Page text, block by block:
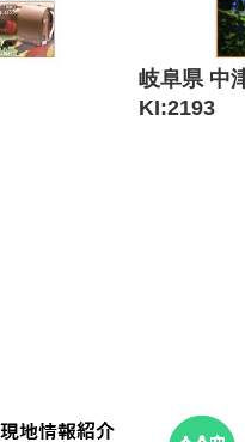
岐阜県 中
KI:2193